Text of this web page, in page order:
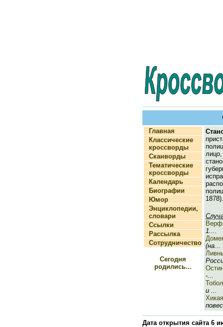
Главная
Классические
кроссворды
Сканворды
Тематические
кроссворды
Календарь
Биографии
Юмор
Энциклопедии,
словари
Ссылки
Рассылка
Сотрудничество
Сегодня
родились...
1878).
1....
(на...
-...
Тобол
и ...
Дата открытия сайта 6